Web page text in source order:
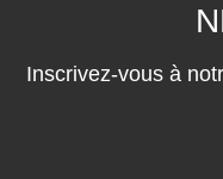
Inscrivez-vous à